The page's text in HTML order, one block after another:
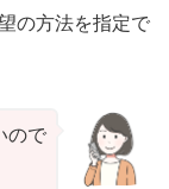
の方法を指定で
ので